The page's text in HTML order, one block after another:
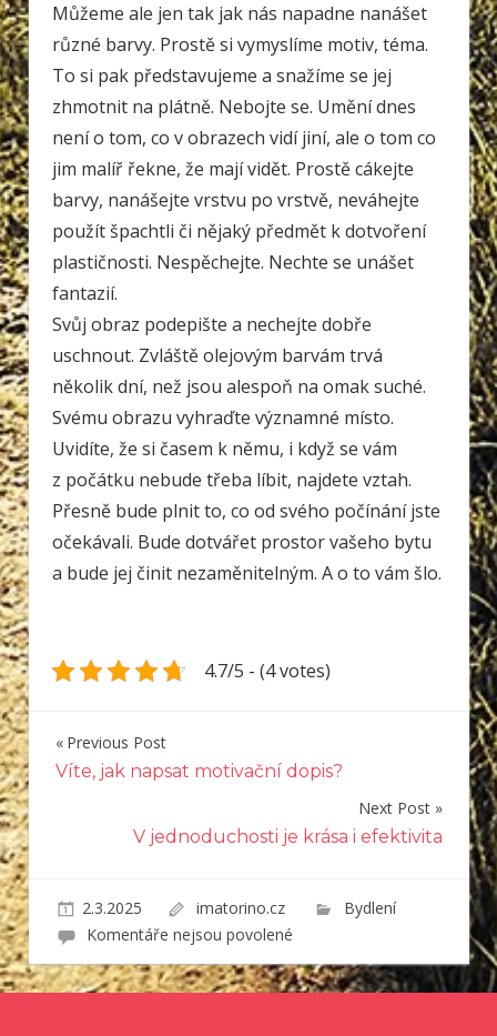
Můžeme ale jen tak jak nás napadne nanášet
různé barvy. Prostě si vymyslíme motiv, téma.
To si pak představujeme a snažíme se jej
zhmotnit na plátně. Nebojte se. Umění dnes
není o tom, co v obrazech vidí jiní, ale o tom co
jim malíř řekne, že mají vidět. Prostě cákejte
barvy, nanášejte vrstvu po vrstvě, neváhejte
použít špachtli či nějaký předmět k dotvoření
plastičnosti. Nespěchejte. Nechte se unášet
fantazií.
Svůj obraz podepište a nechejte dobře
uschnout. Zvláště olejovým barvám trvá
několik dní, než jsou alespoň na omak suché.
Svému obrazu vyhraďte významné místo.
Uvidíte, že si časem k němu, i když se vám
z počátku nebude třeba líbit, najdete vztah.
Přesně bude plnit to, co od svého počínání jste
očekávali. Bude dotvářet prostor vašeho bytu
a bude jej činit nezaměnitelným. A o to vám šlo.
4.7/5 - (4 votes)
Navigace
pro
příspěvek
Previous Post
Víte, jak napsat motivační dopis?
Next Post
V jednoduchosti je krása i efektivita
2.3.2025 imatorino.cz
Bydlení
Komentáře nejsou povolenéu
textu
s